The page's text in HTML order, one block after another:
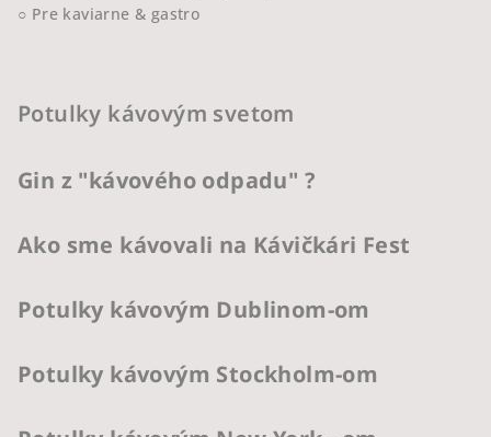
○ Pre kaviarne & gastro
Potulky kávovým svetom
Gin z "kávového odpadu" ?
Ako sme kávovali na Kávičkári Fest
Potulky kávovým Dublinom-om
Potulky kávovým Stockholm-om